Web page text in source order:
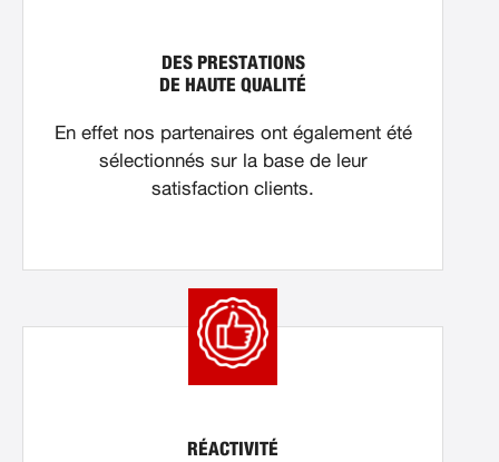
DES PRESTATIONS
DE HAUTE QUALITÉ
En effet nos partenaires ont également été
sélectionnés sur la base de leur
satisfaction clients.
RÉACTIVITÉ